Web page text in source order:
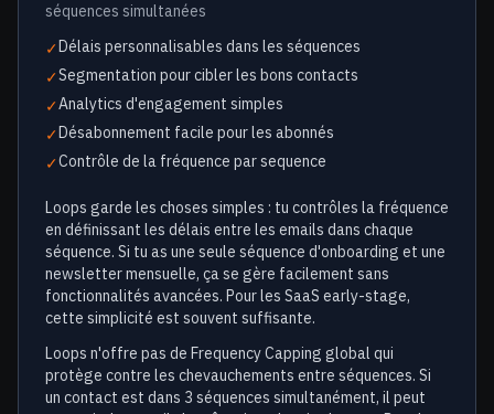
séquences simultanées
✓Délais personnalisables dans les séquences
✓Segmentation pour cibler les bons contacts
✓Analytics d'engagement simples
✓Désabonnement facile pour les abonnés
✓Contrôle de la fréquence par sequence
Loops garde les choses simples : tu contrôles la fréquence
en définissant les délais entre les emails dans chaque
séquence. Si tu as une seule séquence d'onboarding et une
newsletter mensuelle, ça se gère facilement sans
fonctionnalités avancées. Pour les SaaS early-stage,
cette simplicité est souvent suffisante.
Loops n'offre pas de Frequency Capping global qui
protège contre les chevauchements entre séquences. Si
un contact est dans 3 séquences simultanément, il peut